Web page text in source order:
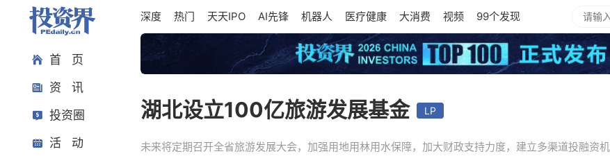
首 页
资 讯
投资圈
活 动
深度 热门 天天IPO AI先锋 机器人 医疗健康 大消费 视频 99个发现
湖北设立100亿旅游发展基金 LP
未来将定期召开全省旅游发展大会，加强用地用林用水保障，加大财政支持力度，建立多渠道投融资机